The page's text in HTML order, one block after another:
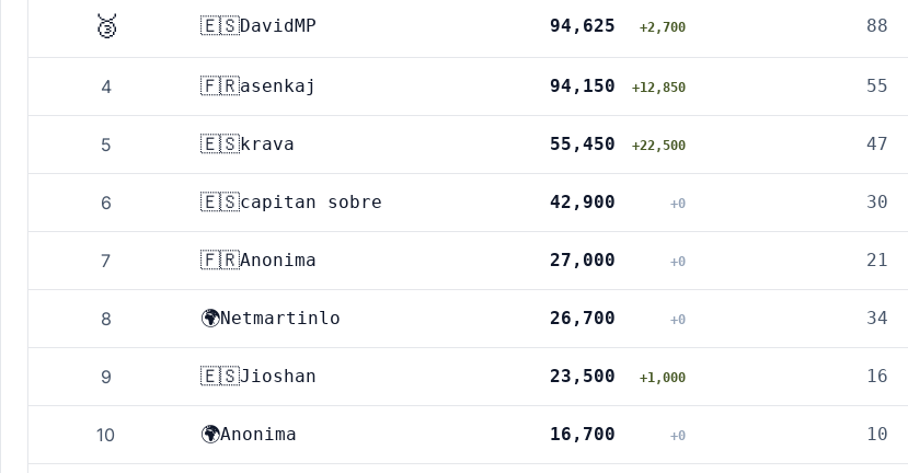
🥉 🇪🇸DavidMP 94,625 +2,700 88
4 🇫🇷asenkaj 94,150 +12,850 55
5 🇪🇸krava 55,450 +22,500 47
6 🇪🇸capitan sobre 42,900 +0 30
7 🇫🇷Anonima 27,000 +0 21
8 🌍Netmartinlo 26,700 +0 34
9 🇪🇸Jioshan 23,500 +1,000 16
10 🌍Anonima 16,700 +0 10